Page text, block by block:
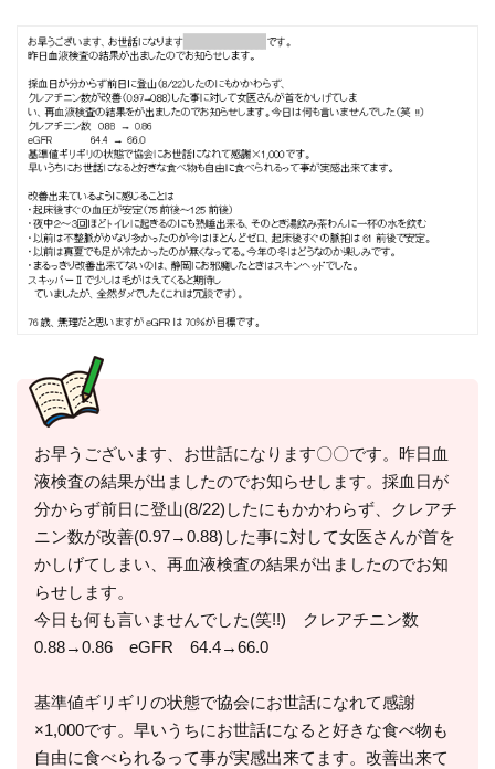
お早うございます、お世話になります〇〇です。昨日血
液検査の結果が出ましたのでお知らせします。採血日が
分からず前日に登山(8/22)したにもかかわらず、クレアチ
ニン数が改善(0.97→0.88)した事に対して女医さんが首を
かしげてしまい、再血液検査の結果が出ましたのでお知
らせします。
今日も何も言いませんでした(笑!!) クレアチニン数
0.88→0.86 eGFR 64.4→66.0
基準値ギリギリの状態で協会にお世話になれて感謝
×1,000です。早いうちにお世話になると好きな食べ物も
自由に食べられるって事が実感出来てます。改善出来て